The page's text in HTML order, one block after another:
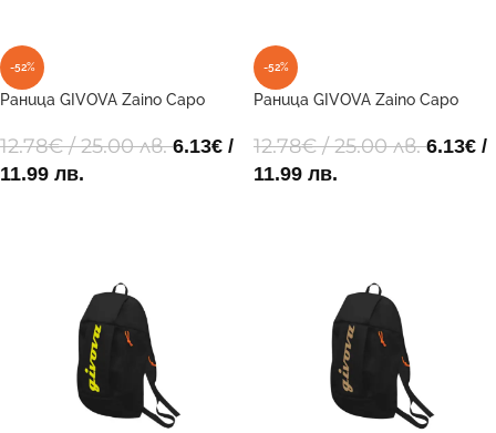
-52%
Раница GIVOVA Zaino Capo
12.78€/ 25.00 лв.6.13€ /
11.99 лв.
-52%
Раница GIVOVA Zaino Capo
12.78€/ 25.00 лв.6.13€ /
11.99 лв.